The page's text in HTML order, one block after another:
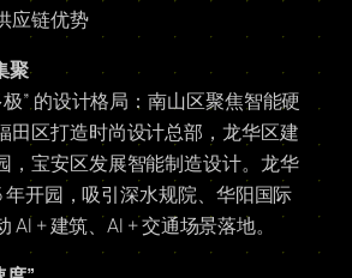
应链优势
聚
” 的设计格局：南山区聚焦智能硬
田区打造时尚设计总部，龙华区建
，宝安区发展智能制造设计。龙华
开园，吸引深水规院、华阳国际
AI + 建筑、AI + 交通场景落地。